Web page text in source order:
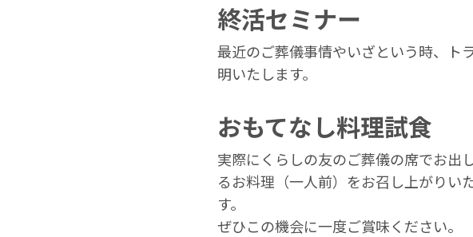
終活セミナー
最近のご葬儀事情やいざという時、ト
明いたします。
おもてなし料理試食
実際にくらしの友のご葬儀の席でお出
るお料理（一人前）をお召し上がりい
す。
ぜひこの機会に一度ご賞味ください。